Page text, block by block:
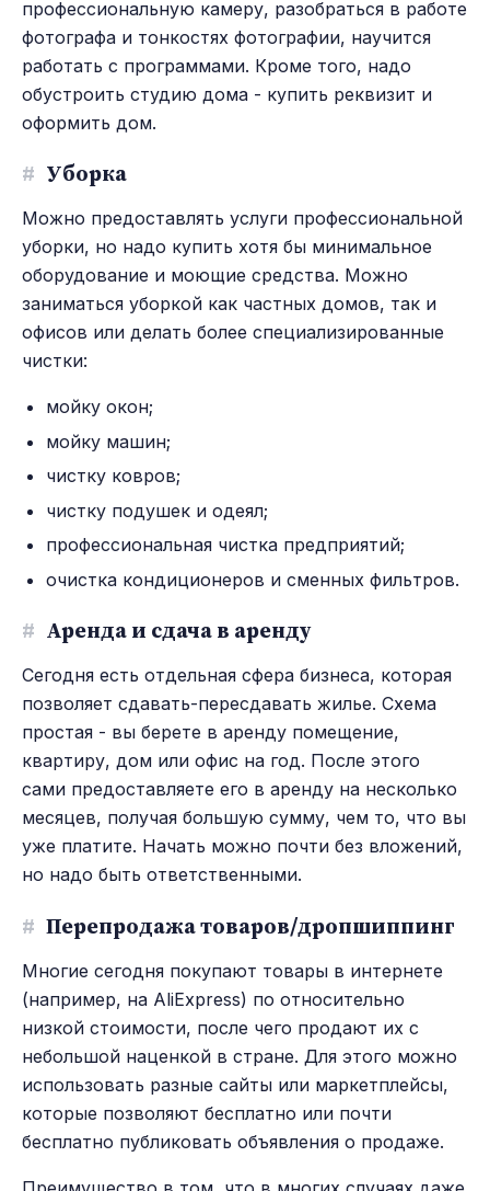
профессиональную камеру, разобраться в работе
фотографа и тонкостях фотографии, научится
работать с программами. Кроме того, надо
обустроить студию дома - купить реквизит и
оформить дом.
# Уборка
Можно предоставлять услуги профессиональной
уборки, но надо купить хотя бы минимальное
оборудование и моющие средства. Можно
заниматься уборкой как частных домов, так и
офисов или делать более специализированные
чистки:
мойку окон;
мойку машин;
чистку ковров;
чистку подушек и одеял;
профессиональная чистка предприятий;
очистка кондиционеров и сменных фильтров.
# Аренда и сдача в аренду
Сегодня есть отдельная сфера бизнеса, которая
позволяет сдавать-пересдавать жилье. Схема
простая - вы берете в аренду помещение,
квартиру, дом или офис на год. После этого
сами предоставляете его в аренду на несколько
месяцев, получая большую сумму, чем то, что вы
уже платите. Начать можно почти без вложений,
но надо быть ответственными.
# Перепродажа товаров/дропшиппинг
Многие сегодня покупают товары в интернете
(например, на AliExpress) по относительно
низкой стоимости, после чего продают их с
небольшой наценкой в стране. Для этого можно
использовать разные сайты или маркетплейсы,
которые позволяют бесплатно или почти
бесплатно публиковать объявления о продаже.